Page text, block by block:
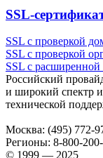
SSL-
SSL с проверкой
SSL с проверкой
SSL с расширенной
Российский
и широкий спектр
технической
Москва: (495) 772-
Регионы: 8-800-
© 1999 — 2025